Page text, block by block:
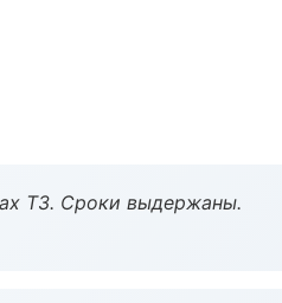
ТЗ. Сроки выдержаны.